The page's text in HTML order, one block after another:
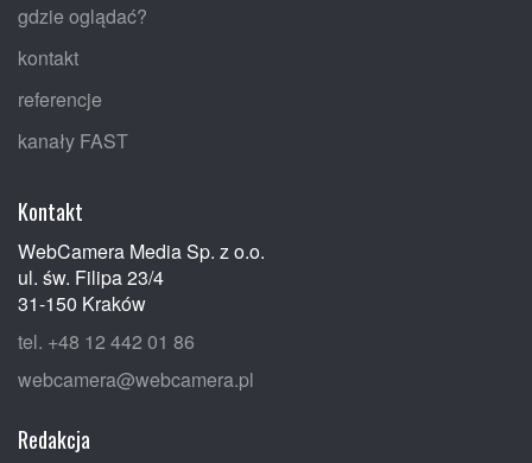
gdzie oglądać?
kontakt
referencje
kanały FAST
Kontakt
WebCamera Media Sp. z o.o.
ul. św. Filipa 23/4
31-150 Kraków
tel. +48 12 442 01 86
webcamera@webcamera.pl
Redakcja